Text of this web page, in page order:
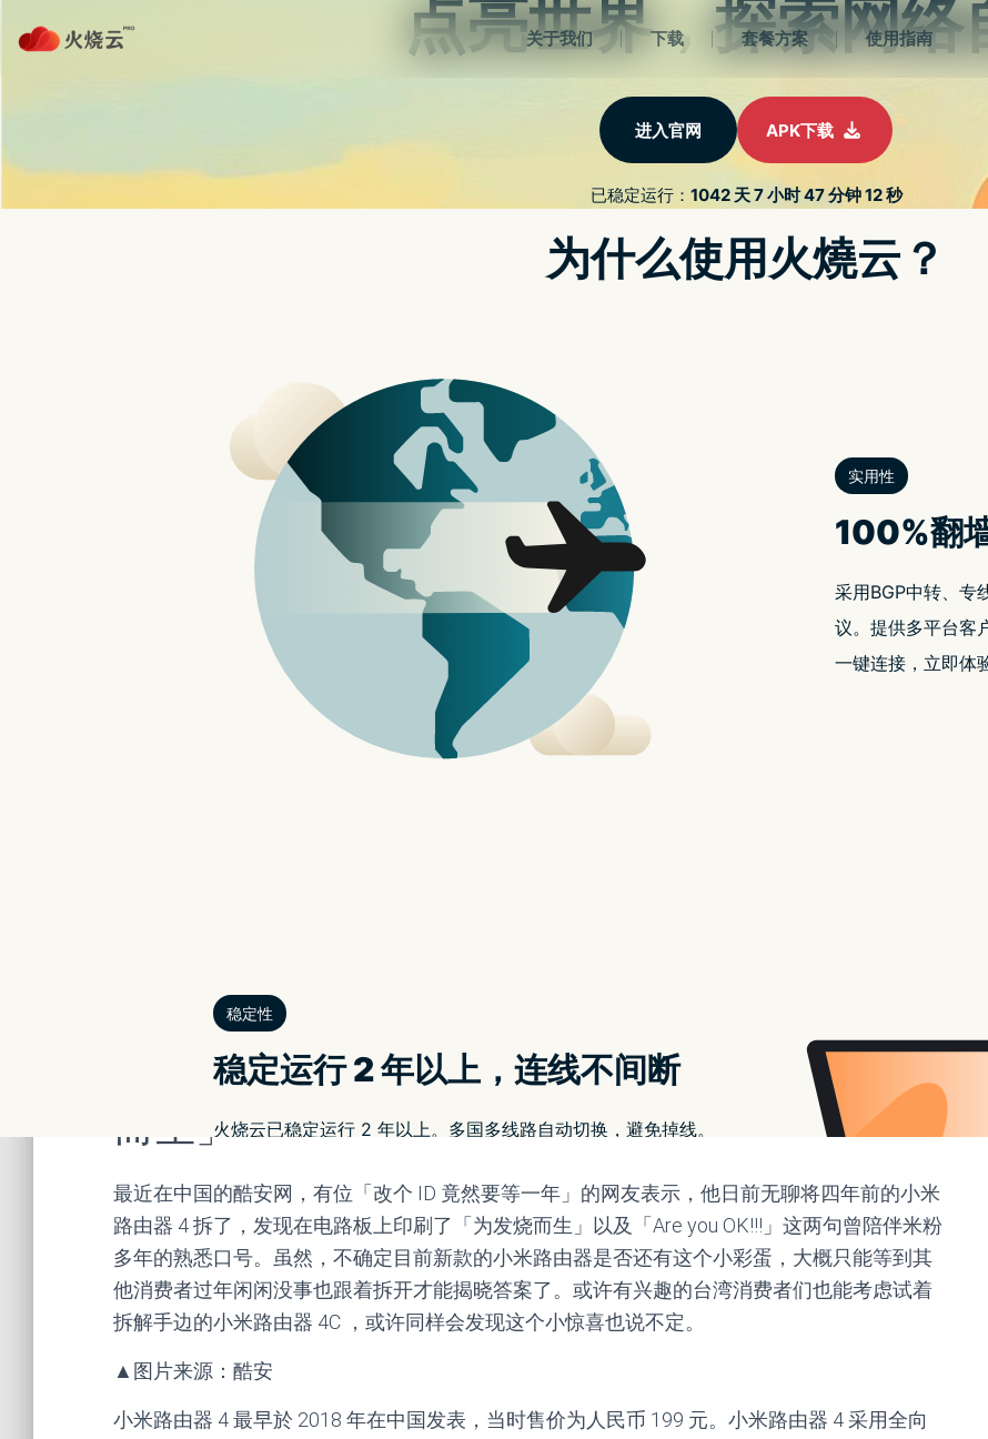
首页 NORDVPN安卓下载 NORDVPN免费
LUMINAR 4 专业修图软体限免，
调查揭露 FACEBOOK 被踢出 APP STORE 榜单频率创新高，越来越难与
网友无聊拆解小米路由器 4 ，惊见产
路板写着「Are You OK!!!」和「为
于 2022 年 1 月 19 日 nordVPN好用吗发布
网友无聊拆解小米路由器 4 ，惊见产品小彩
蛋！电路板写着「Are You OK!!!」和「为发烧
而生」
最近在中国的酷安网，有位「改个 ID 竟然要等一年」的网友表示，他日前无聊将四年前的小米
路由器 4 拆了，发现在电路板上印刷了「为发烧而生」以及「Are you OK!!!」这两句曾陪伴米粉
多年的熟悉口号。虽然，不确定目前新款的小米路由器是否还有这个小彩蛋，大概只能等到其
他消费者过年闲闲没事也跟着拆开才能揭晓答案了。或许有兴趣的台湾消费者们也能考虑试着
拆解手边的小米路由器 4C ，或许同样会发现这个小惊喜也说不定。
▲图片来源：酷安
小米路由器 4 最早於 2018 年在中国发表，当时售价为人民币 199 元。小米路由器 4 采用全向